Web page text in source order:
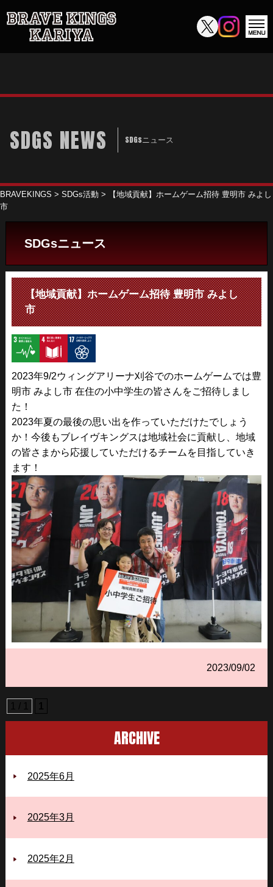
SDGS NEWS SDGsニュース
BRAVEKINGS > SDGs活動 >
【地域貢献】ホームゲーム招待 豊明市 みよし
市
SDGsニュース
【地域貢献】ホームゲーム招待 豊明市 みよし
市
2023年9/2ウィングアリーナ刈谷でのホームゲームでは豊
明市 みよし市 在住の小中学生の皆さんをご招待しまし
た！
2023年夏の最後の思い出を作っていただけたでしょう
か！今後もブレイヴキングスは地域社会に貢献し、地域
の皆さまから応援していただけるチームを目指していき
ます！
2023/09/02
1 / 1
ARCHIVE
2025年6月
2025年3月
2025年2月